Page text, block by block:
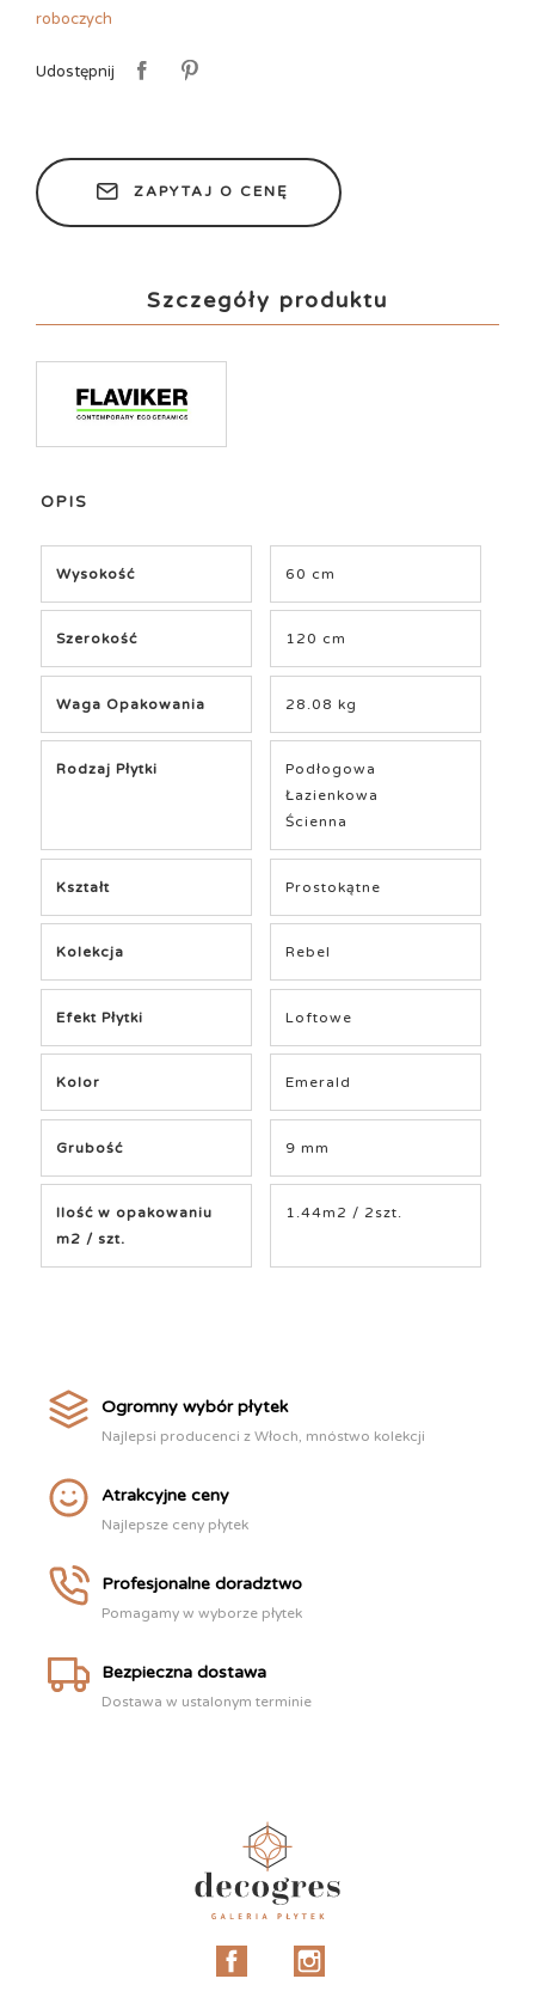
roboczych
Udostępnij
ZAPYTAJ O CENĘ
Szczegóły produktu
OPIS
Wysokość 60 cm
Szerokość 120 cm
Waga Opakowania 28.08 kg
Rodzaj Płytki
Podłogowa
Łazienkowa
Ścienna
Kształt Prostokątne
Kolekcja Rebel
Efekt Płytki Loftowe
Kolor Emerald
Grubość 9 mm
Ilość w opakowaniu
m2 / szt.
1.44m2 / 2szt.
Ogromny wybór płytek
Najlepsi producenci z Włoch, mnóstwo kolekcji
Atrakcyjne ceny
Najlepsze ceny płytek
Profesjonalne doradztwo
Pomagamy w wyborze płytek
Bezpieczna dostawa
Dostawa w ustalonym terminie
Facebook